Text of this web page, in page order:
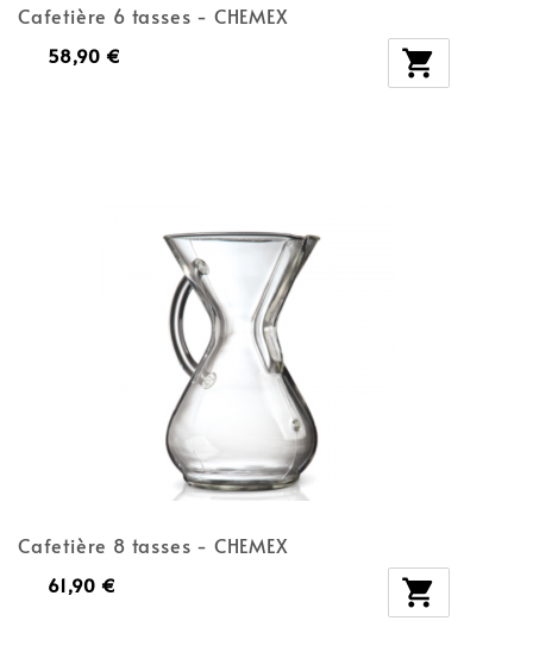
Cafetière 6 tasses - CHEMEX
58,90 € 
Cafetière 8 tasses - CHEMEX
61,90 € 